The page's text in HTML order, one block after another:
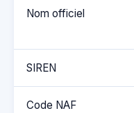
Nom officiel
SIREN
Code NAF